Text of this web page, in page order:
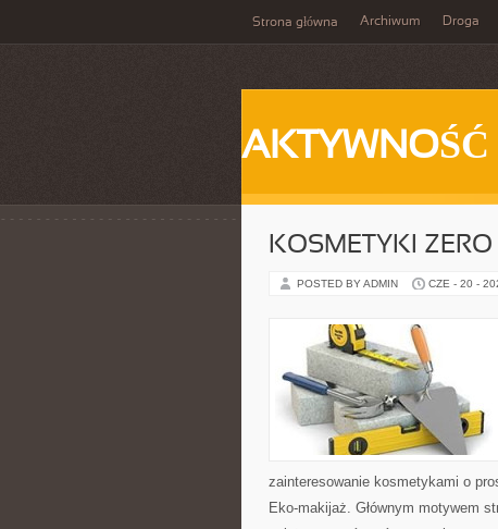
Strona główna Archiwum Droga
AKTYWNOŚĆ
KOSMETYKI
POSTED BY ADMIN CZE - 20 -
zainteresowanie kosmetykami o
Eko-makijaż. Głównym motywem